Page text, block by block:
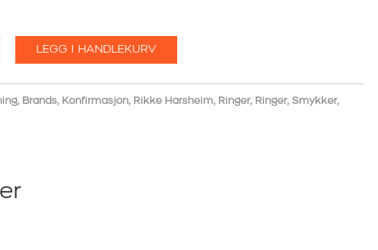
LEGG I HANDLEKURV
, Brands, Konfirmasjon, Rikke Harsheim, Ringer, Ringer, Smykker,